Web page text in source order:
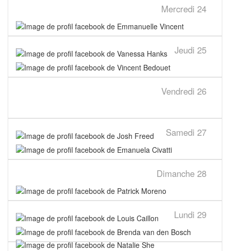
Mercredi 24
Jeudi 25
Vendredi 26
Samedi 27
Dimanche 28
Lundi 29